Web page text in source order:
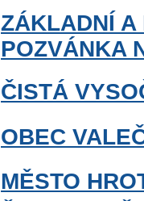
ZÁKLADNÍ A
POZVÁNKA
ČISTÁ
OBEC
MĚSTO